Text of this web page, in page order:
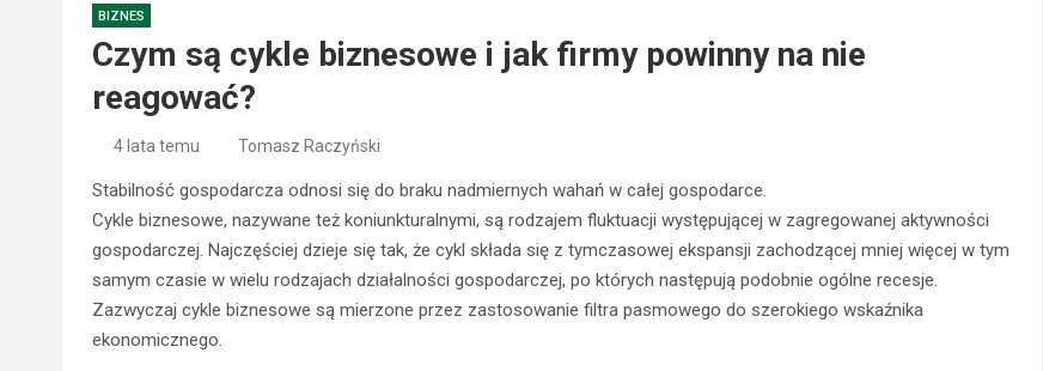
BIZNES
Czym są cykle biznesowe i jak firmy powinny na nie
reagować?
4 lata temu Tomasz Raczyński
Stabilność gospodarcza odnosi się do braku nadmiernych wahań w całej gospodarce.
Cykle biznesowe, nazywane też koniunkturalnymi, są rodzajem fluktuacji występującej w zagregowanej aktywności
gospodarczej. Najczęściej dzieje się tak, że cykl składa się z tymczasowej ekspansji zachodzącej mniej więcej w tym
samym czasie w wielu rodzajach działalności gospodarczej, po których następują podobnie ogólne recesje.
Zazwyczaj cykle biznesowe są mierzone przez zastosowanie filtra pasmowego do szerokiego wskaźnika
ekonomicznego.